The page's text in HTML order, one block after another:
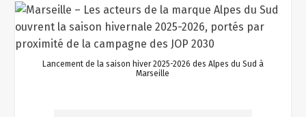
Lancement de la saison hiver 2025-2026 des Alpes du Sud à
Marseille